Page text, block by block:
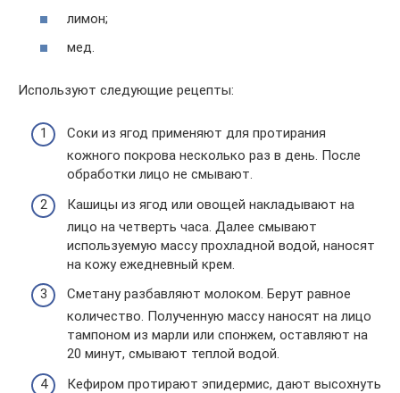
лимон;
мед.
Используют следующие рецепты:
Соки из ягод применяют для протирания
кожного покрова несколько раз в день. После
обработки лицо не смывают.
Кашицы из ягод или овощей накладывают на
лицо на четверть часа. Далее смывают
используемую массу прохладной водой, наносят
на кожу ежедневный крем.
Сметану разбавляют молоком. Берут равное
количество. Полученную массу наносят на лицо
тампоном из марли или спонжем, оставляют на
20 минут, смывают теплой водой.
Кефиром протирают эпидермис, дают высохнуть